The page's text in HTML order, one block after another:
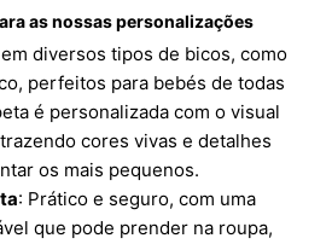
as nossas personalizações
diversos tipos de bicos, como
perfeitos para bebés de todas
é personalizada com o visual
cores vivas e detalhes
os mais pequenos.
: Prático e seguro, com uma
que pode prender na roupa,